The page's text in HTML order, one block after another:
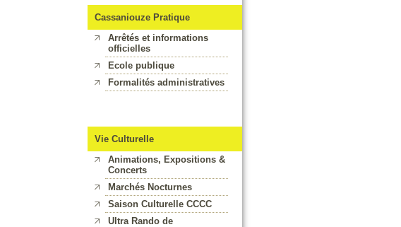
Cassaniouze Pratique
Arrêtés et informations
officielles
Ecole publique
Formalités administratives
Vie Culturelle
Animations, Expositions &
Concerts
Marchés Nocturnes
Saison Culturelle CCCC
Ultra Rando de